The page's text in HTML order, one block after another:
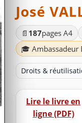
José
📄 187pages A4
🎓 Ambassadeur
Droits &
Lire le livre en
ligne (PDF)